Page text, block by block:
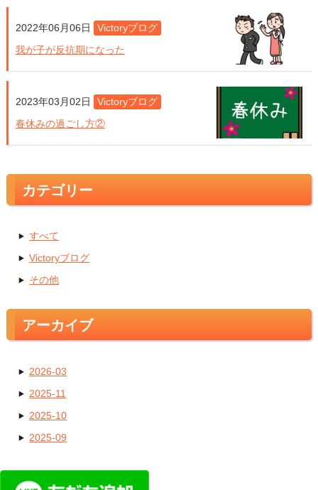
2022年06月06日
Victoryブログ
我が子が反抗期になった
2023年03月02日
Victoryブログ
春休みの過ごし方②
カテゴリー
すべて
Victoryブログ
その他
アーカイブ
2026-03
2025-11
2025-10
2025-09